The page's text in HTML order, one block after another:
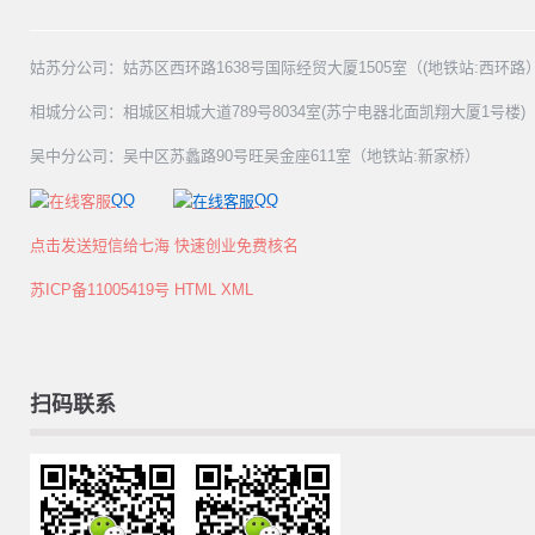
姑苏分公司：姑苏区西环路1638号国际经贸大厦1505室（(地铁站:西环路
相城分公司：相城区相城大道789号8034室(苏宁电器北面凯翔大厦1号楼)
吴中分公司：吴中区苏蠡路90号旺吴金座611室（地铁站:新家桥）
QQ QQ
点击发送短信给七海 快速创业免费核名
苏ICP备11005419号 HTML XML
扫码联系